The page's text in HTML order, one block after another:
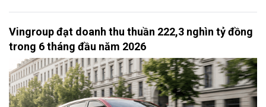
Vingroup đạt doanh thu thuần 222,3 nghìn tỷ đồng
trong 6 tháng đầu năm 2026